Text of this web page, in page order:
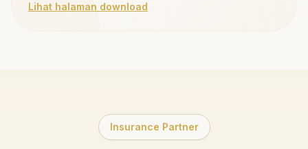
Lihat halaman download
Insurance Partner